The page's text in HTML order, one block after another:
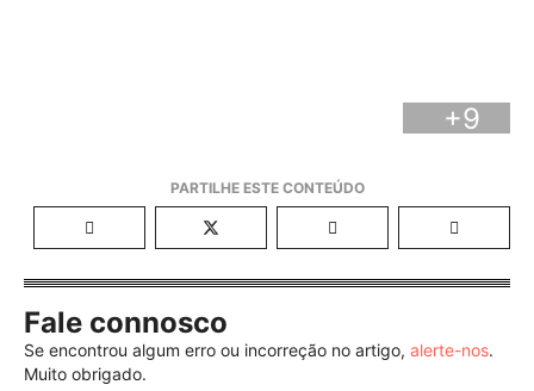
+9
Fale connosco
Se encontrou algum erro ou incorreção no artigo, alerte-nos.
Muito obrigado.